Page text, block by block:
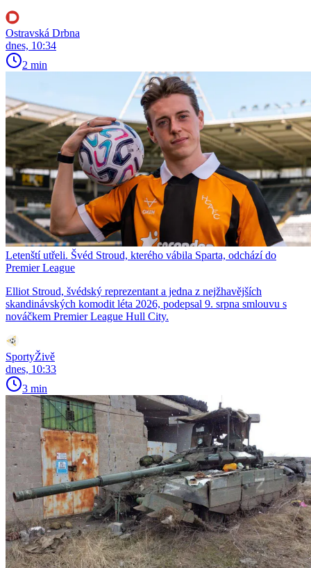
Ostravská Drbna
dnes, 10:34
2 min
Letenští utřeli. Švéd Stroud, kterého vábila Sparta, odchází do
Premier League
Elliot Stroud, švédský reprezentant a jedna z nejžhavějších
skandinávských komodit léta 2026, podepsal 9. srpna smlouvu s
nováčkem Premier League Hull City.
SportyŽivě
dnes, 10:33
3 min